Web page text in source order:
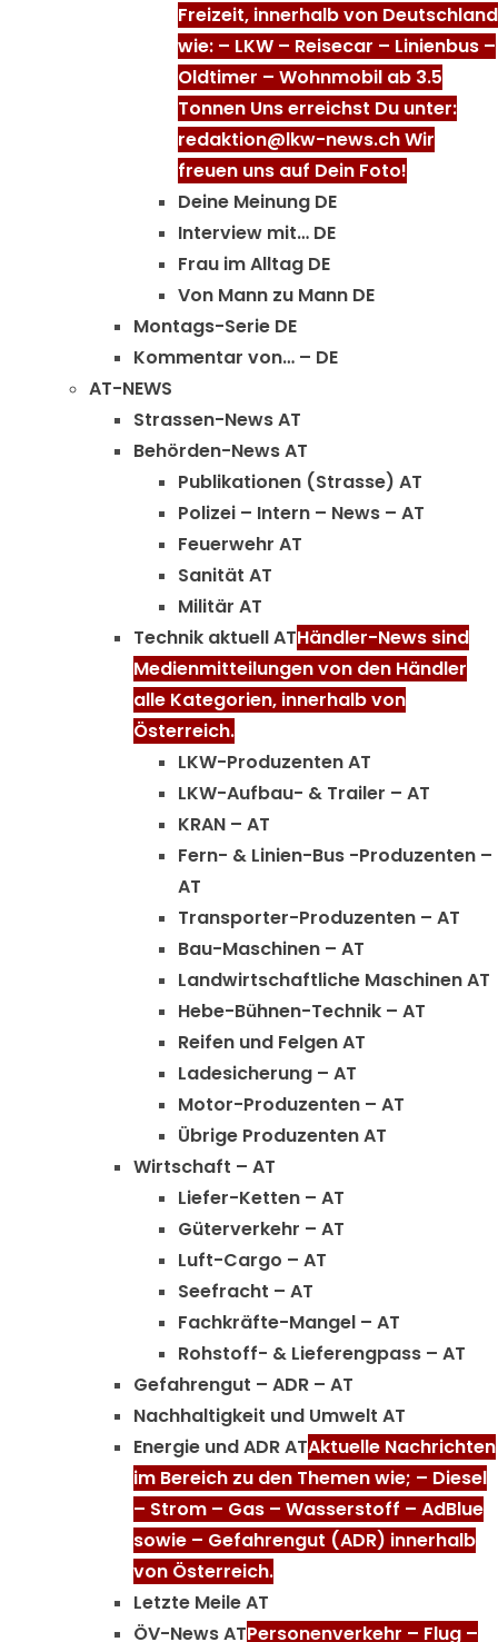
Freizeit, innerhalb von Deutschland
wie: – LKW – Reisecar – Linienbus –
Oldtimer – Wohnmobil ab 3.5
Tonnen Uns erreichst Du unter:
redaktion@lkw-news.ch Wir
freuen uns auf Dein Foto!
Deine Meinung DE
Interview mit… DE
Frau im Alltag DE
Von Mann zu Mann DE
Montags-Serie DE
Kommentar von… – DE
AT-NEWS
Strassen-News AT
Behörden-News AT
Publikationen (Strasse) AT
Polizei – Intern – News – AT
Feuerwehr AT
Sanität AT
Militär AT
Technik aktuell ATHändler-News sind
Medienmitteilungen von den Händler
alle Kategorien, innerhalb von
Österreich.
LKW-Produzenten AT
LKW-Aufbau- & Trailer – AT
KRAN – AT
Fern- & Linien-Bus -Produzenten –
AT
Transporter-Produzenten – AT
Bau-Maschinen – AT
Landwirtschaftliche Maschinen AT
Hebe-Bühnen-Technik – AT
Reifen und Felgen AT
Ladesicherung – AT
Motor-Produzenten – AT
Übrige Produzenten AT
Wirtschaft – AT
Liefer-Ketten – AT
Güterverkehr – AT
Luft-Cargo – AT
Seefracht – AT
Fachkräfte-Mangel – AT
Rohstoff- & Lieferengpass – AT
Gefahrengut – ADR – AT
Nachhaltigkeit und Umwelt AT
Energie und ADR ATAktuelle Nachrichten
im Bereich zu den Themen wie; – Diesel
– Strom – Gas – Wasserstoff – AdBlue
sowie – Gefahrengut (ADR) innerhalb
von Österreich.
Letzte Meile AT
ÖV-News ATPersonenverkehr – Flug –